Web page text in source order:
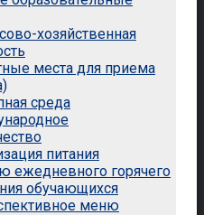
хозяйственная
места для приема
среда
питания
ежедневного горячего
обучающихся
меню